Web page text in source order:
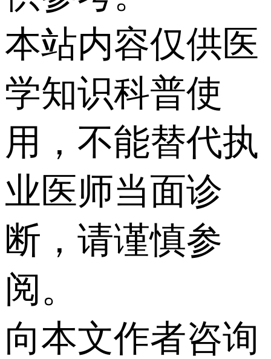
本站内容仅供医
学知识科普使
用，不能替代执
业医师当面诊
断，请谨慎参
阅。
向本文作者咨询